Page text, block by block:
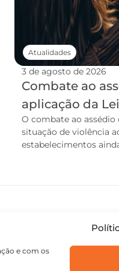
e com os
3 de agosto de 2026
Combate ao
aplicação da
O combate ao
situação de violência
estabelecimentos
Atualidades